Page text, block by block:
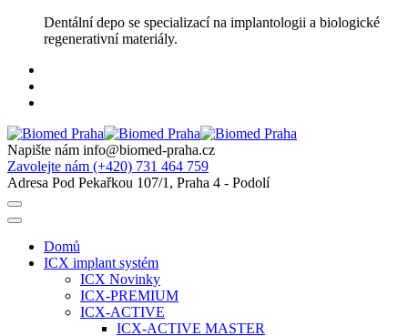
Dentální depo se specializací na implantologii a biologické
regenerativní materiály.
Napište nám info@biomed-praha.cz
Zavolejte nám (+420) 731 464 759
Adresa Pod Pekařkou 107/1, Praha 4 - Podolí
Domů
ICX implant systém
ICX Novinky
ICX-PREMIUM
ICX-ACTIVE
ICX-ACTIVE MASTER